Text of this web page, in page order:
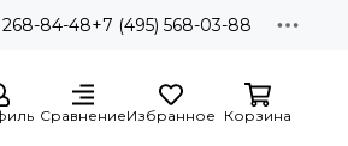
268-84-48+7 (495) 568-03-88
СравнениеИзбранное Корзина